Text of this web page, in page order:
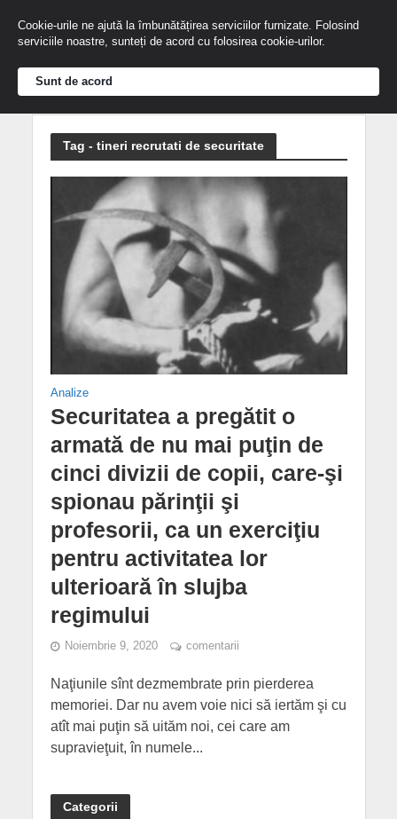
Tag - tineri recrutati de securitate
Analize
Securitatea a pregătit o
armată de nu mai puţin de
cinci divizii de copii, care-şi
spionau părinţii şi
profesorii, ca un exerciţiu
pentru activitatea lor
ulterioară în slujba
regimului
Noiembrie 9, 2020 comentarii
Naţiunile sînt dezmembrate prin pierderea
memoriei. Dar nu avem voie nici să iertăm şi cu
atît mai puţin să uităm noi, cei care am
supravieţuit, în numele...
Categorii
Cookie-urile ne ajută la îmbunătățirea serviciilor furnizate. Folosind
serviciile noastre, sunteți de acord cu folosirea cookie-urilor.
Sunt de acord